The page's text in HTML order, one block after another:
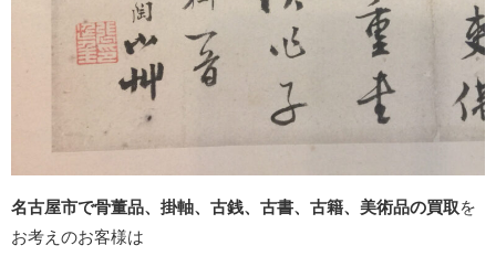
名古屋市で骨董品、掛軸、古銭、 古書、古籍、美術品の買取を
お考えのお客様は